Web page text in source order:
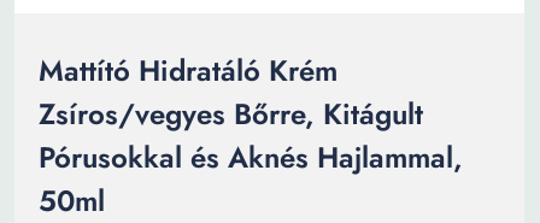
Mattító Hidratáló Krém
Zsíros/vegyes Bőrre, Kitágult
Pórusokkal és Aknés Hajlammal,
50ml